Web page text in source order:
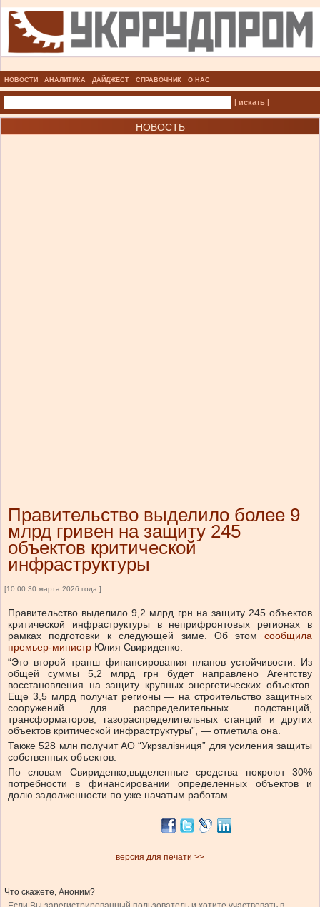
НОВОСТИ АНАЛИТИКА ДАЙДЖЕСТ СПРАВОЧНИК О НАС
| искать |
НОВОСТЬ
Правительство выделило более 9
млрд гривен на защиту 245
объектов критической
инфраструктуры
[10:00 30 марта 2026 года ]
Правительство выделило 9,2 млрд грн на защиту 245 объектов
критической инфраструктуры в неприфронтовых регионах в
рамках подготовки к следующей зиме.
Об этомсообщила
премьер-министр Юлия Свириденко.
“Это второй транш финансирования планов устойчивости. Из
общей суммы 5,2 млрд грн будет направлено Агентству
восстановления на защиту крупных энергетических объектов.
Еще 3,5 млрд получат регионы — на строительство защитных
сооружений для распределительных подстанций,
трансформаторов, газораспределительных станций и других
объектов критической инфраструктуры”, — отметила она.
Также 528 млн получит АО “Укрзалізниця” для усиления защиты
собственных объектов.
По словам Свириденко,выделенные средства покроют 30%
потребности в финансировании определенных объектов и
долю задолженности по уже начатым работам.
версия для печати >>
Что скажете, Аноним?